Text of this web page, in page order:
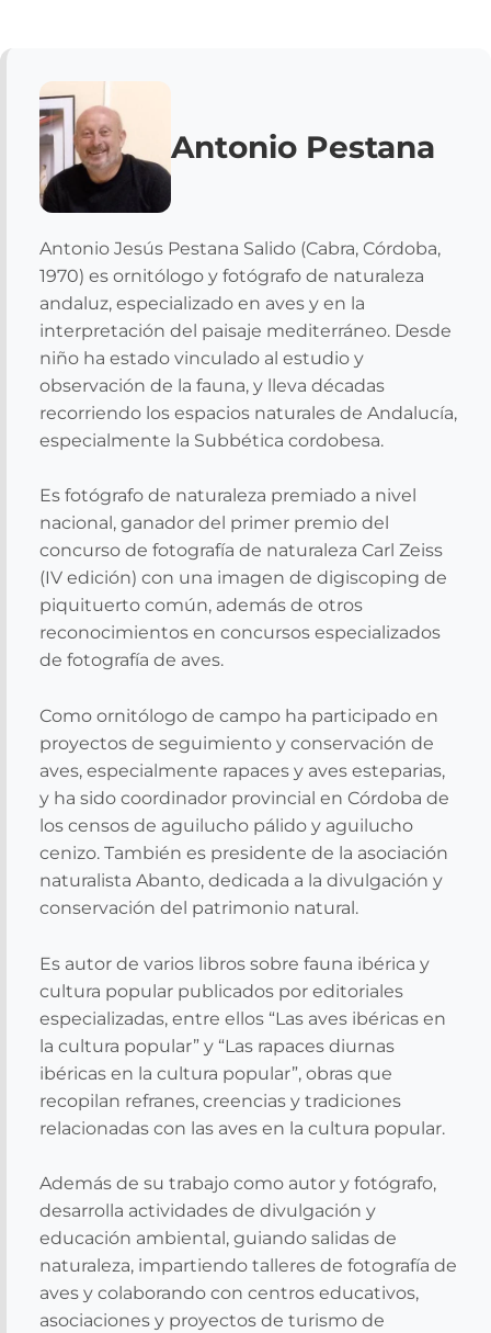
Antonio Pestana
Antonio Jesús Pestana Salido (Cabra, Córdoba,
1970) es ornitólogo y fotógrafo de naturaleza
andaluz, especializado en aves y en la
interpretación del paisaje mediterráneo. Desde
niño ha estado vinculado al estudio y
observación de la fauna, y lleva décadas
recorriendo los espacios naturales de Andalucía,
especialmente la Subbética cordobesa.
Es fotógrafo de naturaleza premiado a nivel
nacional, ganador del primer premio del
concurso de fotografía de naturaleza Carl Zeiss
(IV edición) con una imagen de digiscoping de
piquituerto común, además de otros
reconocimientos en concursos especializados
de fotografía de aves.
Como ornitólogo de campo ha participado en
proyectos de seguimiento y conservación de
aves, especialmente rapaces y aves esteparias,
y ha sido coordinador provincial en Córdoba de
los censos de aguilucho pálido y aguilucho
cenizo. También es presidente de la asociación
naturalista Abanto, dedicada a la divulgación y
conservación del patrimonio natural.
Es autor de varios libros sobre fauna ibérica y
cultura popular publicados por editoriales
especializadas, entre ellos “Las aves ibéricas en
la cultura popular” y “Las rapaces diurnas
ibéricas en la cultura popular”, obras que
recopilan refranes, creencias y tradiciones
relacionadas con las aves en la cultura popular.
Además de su trabajo como autor y fotógrafo,
desarrolla actividades de divulgación y
educación ambiental, guiando salidas de
naturaleza, impartiendo talleres de fotografía de
aves y colaborando con centros educativos,
asociaciones y proyectos de turismo de